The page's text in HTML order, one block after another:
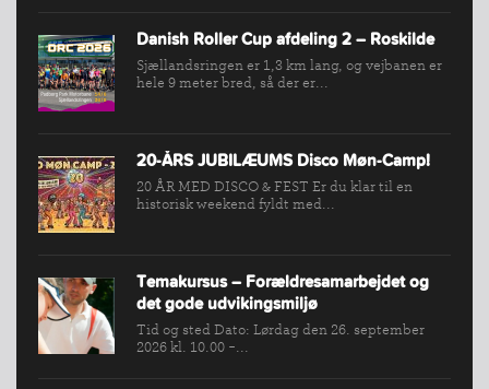
Danish Roller Cup afdeling 2 – Roskilde
Sjællandsringen er 1,3 km lang, og vejbanen er
hele 9 meter bred, så der er...
20-ÅRS JUBILÆUMS Disco Møn-Camp!
20 ÅR MED DISCO & FEST Er du klar til en
historisk weekend fyldt med...
Temakursus – Forældresamarbejdet og
det gode udvikingsmiljø
Tid og sted Dato: Lørdag den 26. september
2026 kl. 10.00 -...